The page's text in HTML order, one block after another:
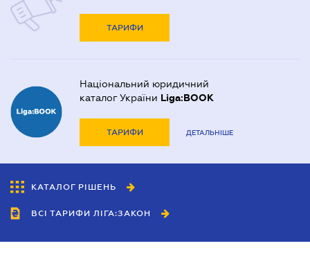
ТАРИФИ
Національний юридичний
каталог України Liga:BOOK
ТАРИФИ ДЕТАЛЬНІШЕ
КАТАЛОГ РІШЕНЬ
ВСІ ТАРИФИ ЛІГА:ЗАКОН